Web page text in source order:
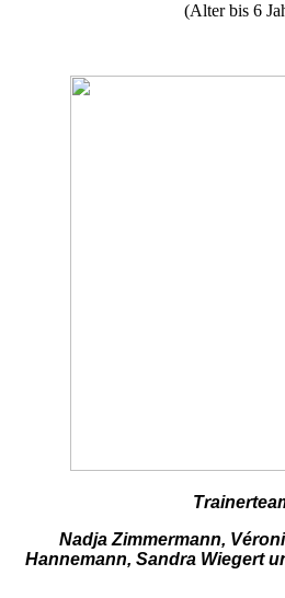
(Alter bis 6
Nadja Zimmermann,
Hannemann, Sandra Wiegert